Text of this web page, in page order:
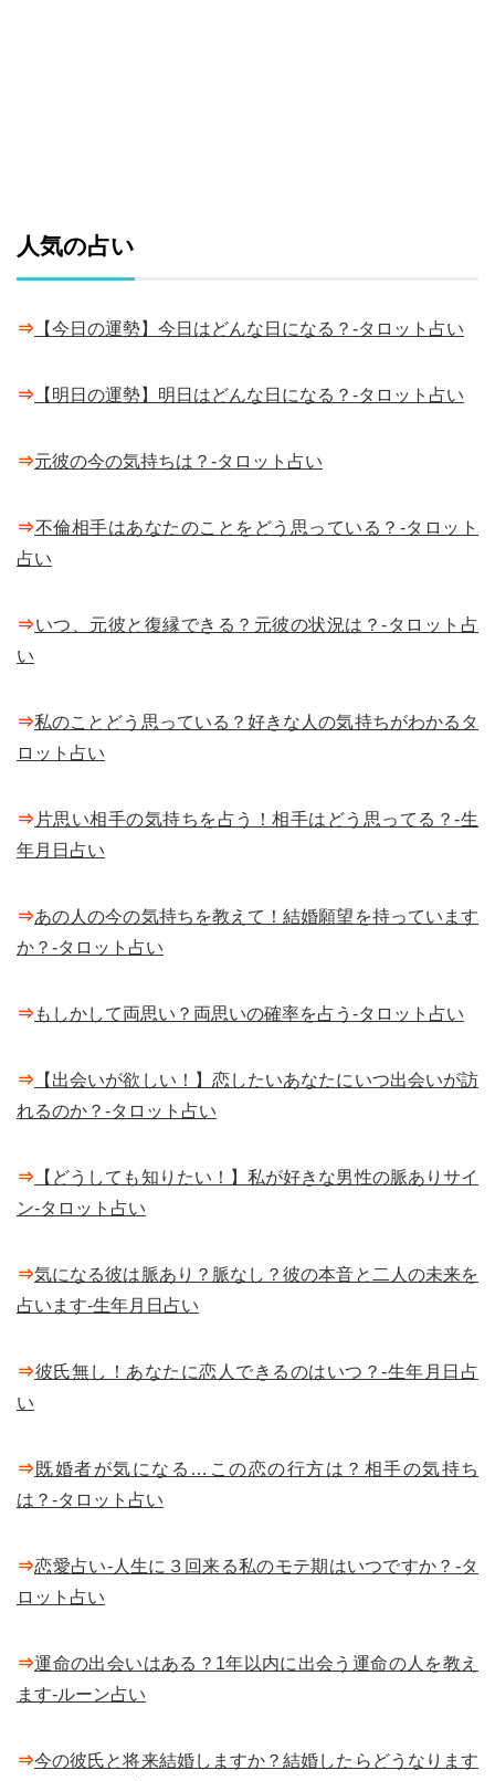
人気の占い
⇒ 【今日の運勢】今日はどんな日になる？-タロット占い
⇒ 【明日の運勢】明日はどんな日になる？-タロット占い
⇒元彼の今の気持ちは？-タロット占い
⇒不倫相手はあなたのことをどう思っている？-タロット
占い
⇒いつ、元彼と復縁できる？元彼の状況は？-タロット占
い
⇒私のことどう思っている？好きな人の気持ちがわかるタ
ロット占い
⇒ 片思い相手の気持ちを占う！相手はどう思ってる？-生
年月日占い
⇒あの人の今の気持ちを教えて！結婚願望を持っています
か？-タロット占い
⇒もしかして両思い？両思いの確率を占う-タロット占い
⇒ 【出会いが欲しい！】恋したいあなたにいつ出会いが訪
れるのか？-タロット占い
⇒ 【どうしても知りたい！】私が好きな男性の脈ありサイ
ン-タロット占い
⇒気になる彼は脈あり？脈なし？彼の本音と二人の未来を
占います-生年月日占い
⇒彼氏無し！あなたに恋人できるのはいつ？-生年月日占
い
⇒既婚者が気になる…この恋の行方は？相手の気持ち
は？-タロット占い
⇒恋愛占い-人生に３回来る私のモテ期はいつですか？-タ
ロット占い
⇒運命の出会いはある？1年以内に出会う運命の人を教え
ます-ルーン占い
⇒今の彼氏と将来結婚しますか？結婚したらどうなります